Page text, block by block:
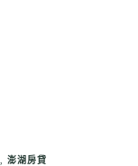
澎湖房貸